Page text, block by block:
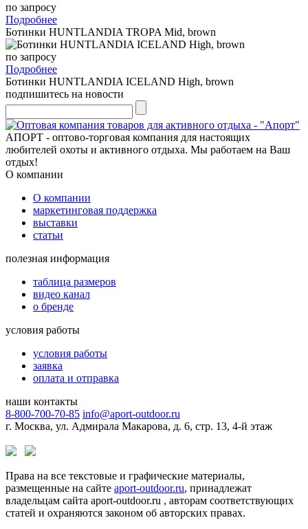
по запросу
Подробнее
Ботинки HUNTLANDIA TROPA Mid, brown
по запросу
Подробнее
Ботинки HUNTLANDIA ICELAND High, brown
подпишитесь на новости
АПОРТ - оптово-торговая компания для настоящих
любителей охоты и активного отдыха. Мы работаем на Ваш
отдых!
О компании
О компании
маркетинговая поддержка
выставки
статьи
полезная информация
таблица размеров
видео канал
о бренде
условия работы
условия работы
заявка
оплата и отправка
наши контакты
8-800-700-70-85 info@aport-outdoor.ru
г. Москва, ул. Адмирала Макарова, д. 6, стр. 13, 4-й этаж
Права на все текстовые и графические материалы,
размещенные на сайте aport-outdoor.ru, принадлежат
владельцам сайта aport-outdoor.ru , авторам соответствующих
статей и охраняются законом об авторских правах.